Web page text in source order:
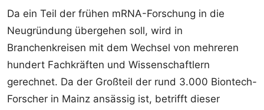
Da ein Teil der frühen mRNA-Forschung in die
Neugründung übergehen soll, wird in
Branchenkreisen mit dem Wechsel von mehreren
hundert Fachkräften und Wissenschaftlern
gerechnet. Da der Großteil der rund 3.000 Biontech-
Forscher in Mainz ansässig ist, betrifft dieser